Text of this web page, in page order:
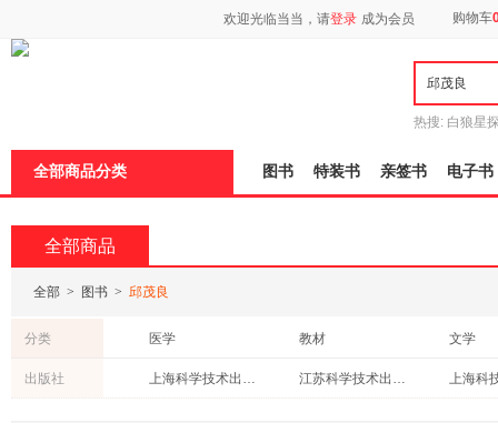
欢迎光临当当，请登录 成为会员 购物车
热搜: 白狼星
全部商品分类 图书 特装书 亲签书 电子书
全部商品
全部 > 图书 > 邱茂良
分类 医学 教材
文学
考试
保健/养生
中小学
出版社 上海科学技术出版社 江苏科学技术出版社
页
加